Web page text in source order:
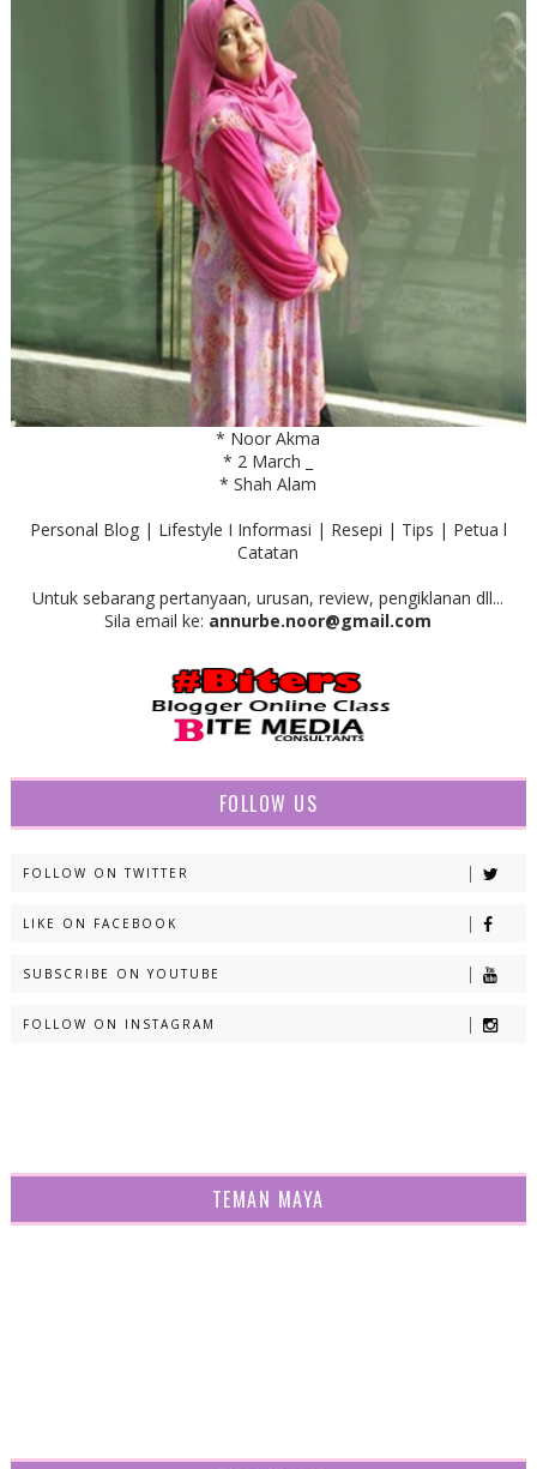
* Noor Akma
* 2 March _
* Shah Alam
Personal Blog | Lifestyle I Informasi | Resepi | Tips | Petua l
Catatan
Untuk sebarang pertanyaan, urusan, review, pengiklanan dll...
Sila email ke: annurbe.noor@gmail.com
FOLLOW US
FOLLOW ON TWITTER
LIKE ON FACEBOOK
SUBSCRIBE ON YOUTUBE
FOLLOW ON INSTAGRAM
TEMAN MAYA